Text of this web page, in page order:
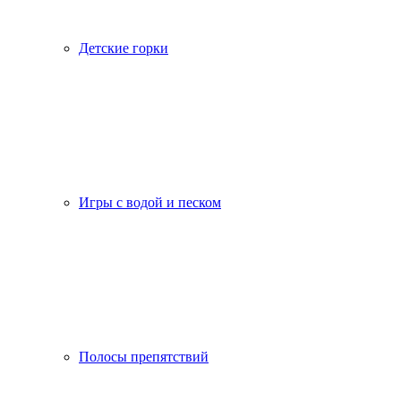
Детские горки
Игры с водой и песком
Полосы препятствий